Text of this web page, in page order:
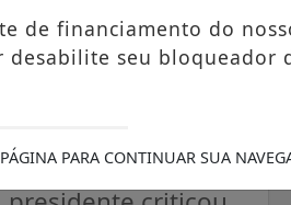
redução da
de financiamento do
seu bloqueador
PARA CONTINUAR SUA